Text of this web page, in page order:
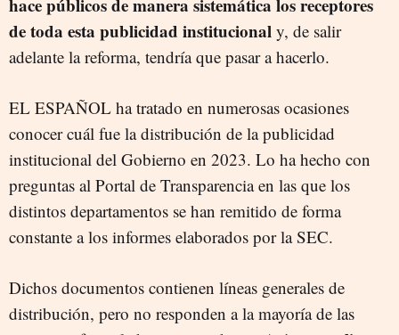
hace públicos de manera sistemática los receptores
de toda esta publicidad institucional y, de salir
adelante la reforma, tendría que pasar a hacerlo.
EL ESPAÑOL ha tratado en numerosas ocasiones
conocer cuál fue la distribución de la publicidad
institucional del Gobierno en 2023. Lo ha hecho con
preguntas al Portal de Transparencia en las que los
distintos departamentos se han remitido de forma
constante a los informes elaborados por la SEC.
Dichos documentos contienen líneas generales de
distribución, pero no responden a la mayoría de las